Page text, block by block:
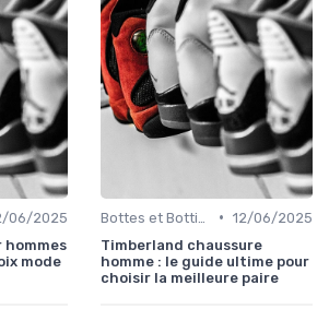
06/2025
hommes
mode
• 12/06/2025
Timberland chaussure
homme : le guide ultime pour
choisir la meilleure paire